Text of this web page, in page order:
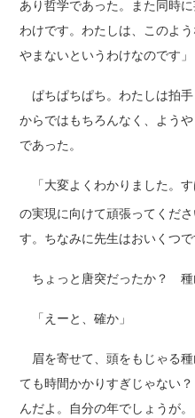
あり哲学であった。また同時
わけです。わたしは、このよ
やまないというわけなのです」
ぱちぱちぱち。わたしは拍
からではもちろんなく、よう
であった。
「大変よくわかりました。
の実現に向けて頑張ってくだ
す。ちなみに先生はおいくつで
ちょっと唐突だったか？ 種
「えーと、確か」
眉を寄せて、頭をもじゃる
ても時間かかりすぎじゃない
んだよ。自分の年でしょうが。